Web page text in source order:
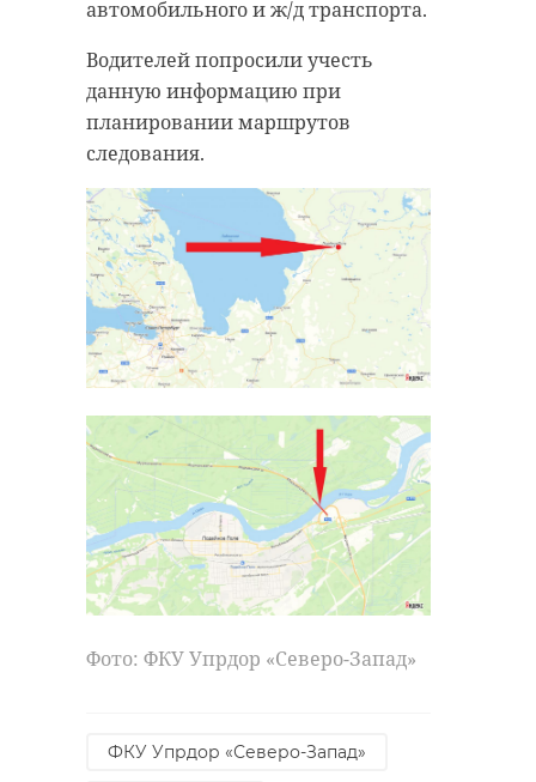
автомобильного и ж/д транспорта.
Водителей попросили учесть
данную информацию при
планировании маршрутов
следования.
Фото: ФКУ Упрдор «Северо-Запад»
ФКУ Упрдор «Северо-Запад»